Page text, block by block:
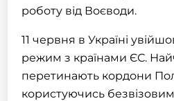
роботу від Воєводи.
11 червня в Україні
режим з країнами ЄС.
перетинають кордони
користуючись